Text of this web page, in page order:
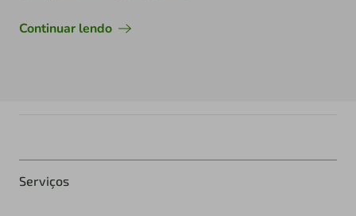
Continuar lendo
Serviços